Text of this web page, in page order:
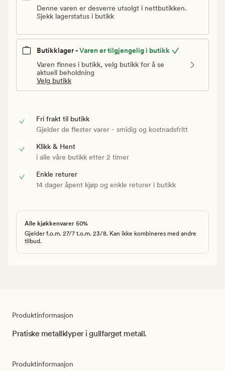
Denne varen er desverre utsolgt i nettbutikken.
Sjekk lagerstatus i butikk
Butikklager -Varen er tilgjengelig i butikk
Varen finnes i butikk, velg butikk for å se
aktuell beholdning
Velg butikk
Fri frakt til butikk
Gjelder de flester varer - smidig og kostnadsfritt
Klikk & Hent
i alle våre butikk etter 2 timer
Enkle returer
14 dager åpent kjøp og enkle returer i butikk
Alle kjøkkenvarer 50%
Gjelder f.o.m. 27/7 t.o.m. 23/8. Kan ikke kombineres med andre
tilbud.
Produktinformasjon
Pratiske metallklyper i gullfarget metall.
Produktinformasjon